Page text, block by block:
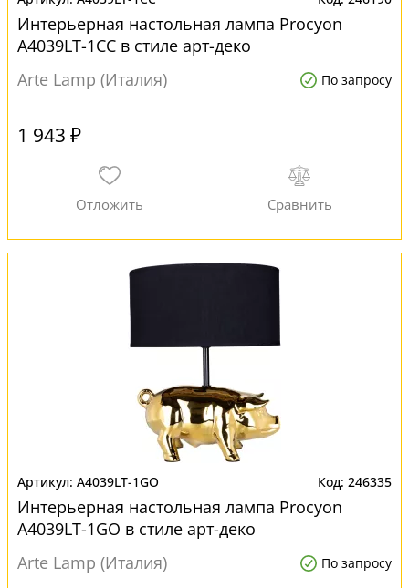
Интерьерная настольная лампа Procyon
A4039LT-1CC в стиле арт-деко
Arte Lamp (Италия)
По запросу
1 943 ₽
A4039LT-1GO 246335
Интерьерная настольная лампа Procyon
A4039LT-1GO в стиле арт-деко
Arte Lamp (Италия)
По запросу